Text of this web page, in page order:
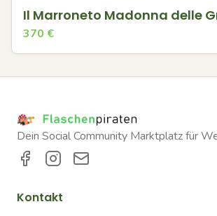
Il Marroneto Madonna delle
370 €
Dein Social Community Marktplatz für
Kontakt